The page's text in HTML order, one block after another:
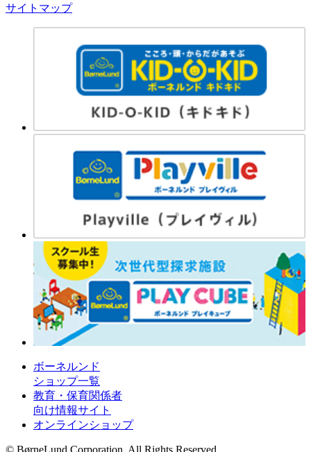
サイトマップ
ボーネルンド
ショップ一覧
教育・保育関係者
向け情報サイト
オンラインショップ
© BørneLund Corporation. All Rights Reserved.